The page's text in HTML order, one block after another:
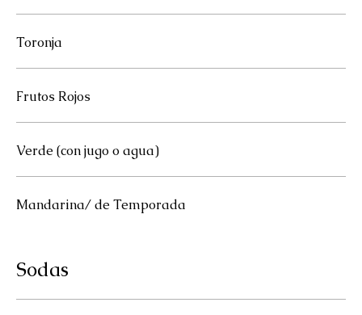
Toronja
Frutos Rojos
Verde (con jugo o agua)
Mandarina/ de Temporada
Sodas